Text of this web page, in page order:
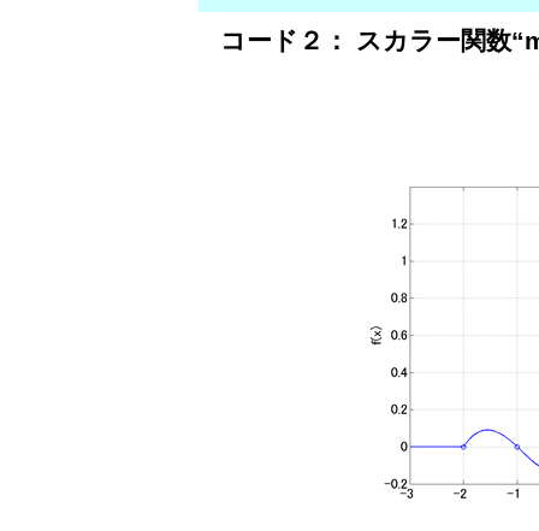
コード２： スカラー関数